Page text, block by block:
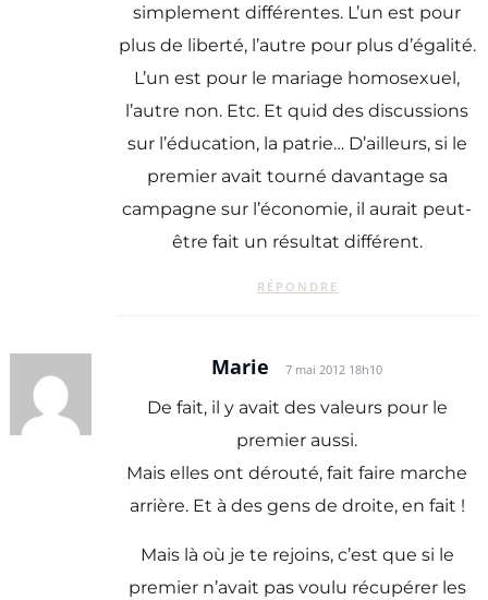
simplement différentes. L’un est pour
plus de liberté, l’autre pour plus d’égalité.
L’un est pour le mariage homosexuel,
l’autre non. Etc. Et quid des discussions
sur l’éducation, la patrie… D’ailleurs, si le
premier avait tourné davantage sa
campagne sur l’économie, il aurait peut-
être fait un résultat différent.
RÉPONDRE
Marie 7 mai 2012 18h10
De fait, il y avait des valeurs pour le
premier aussi.
Mais elles ont dérouté, fait faire marche
arrière. Et à des gens de droite, en fait !
Mais là où je te rejoins, c’est que si le
premier n’avait pas voulu récupérer les